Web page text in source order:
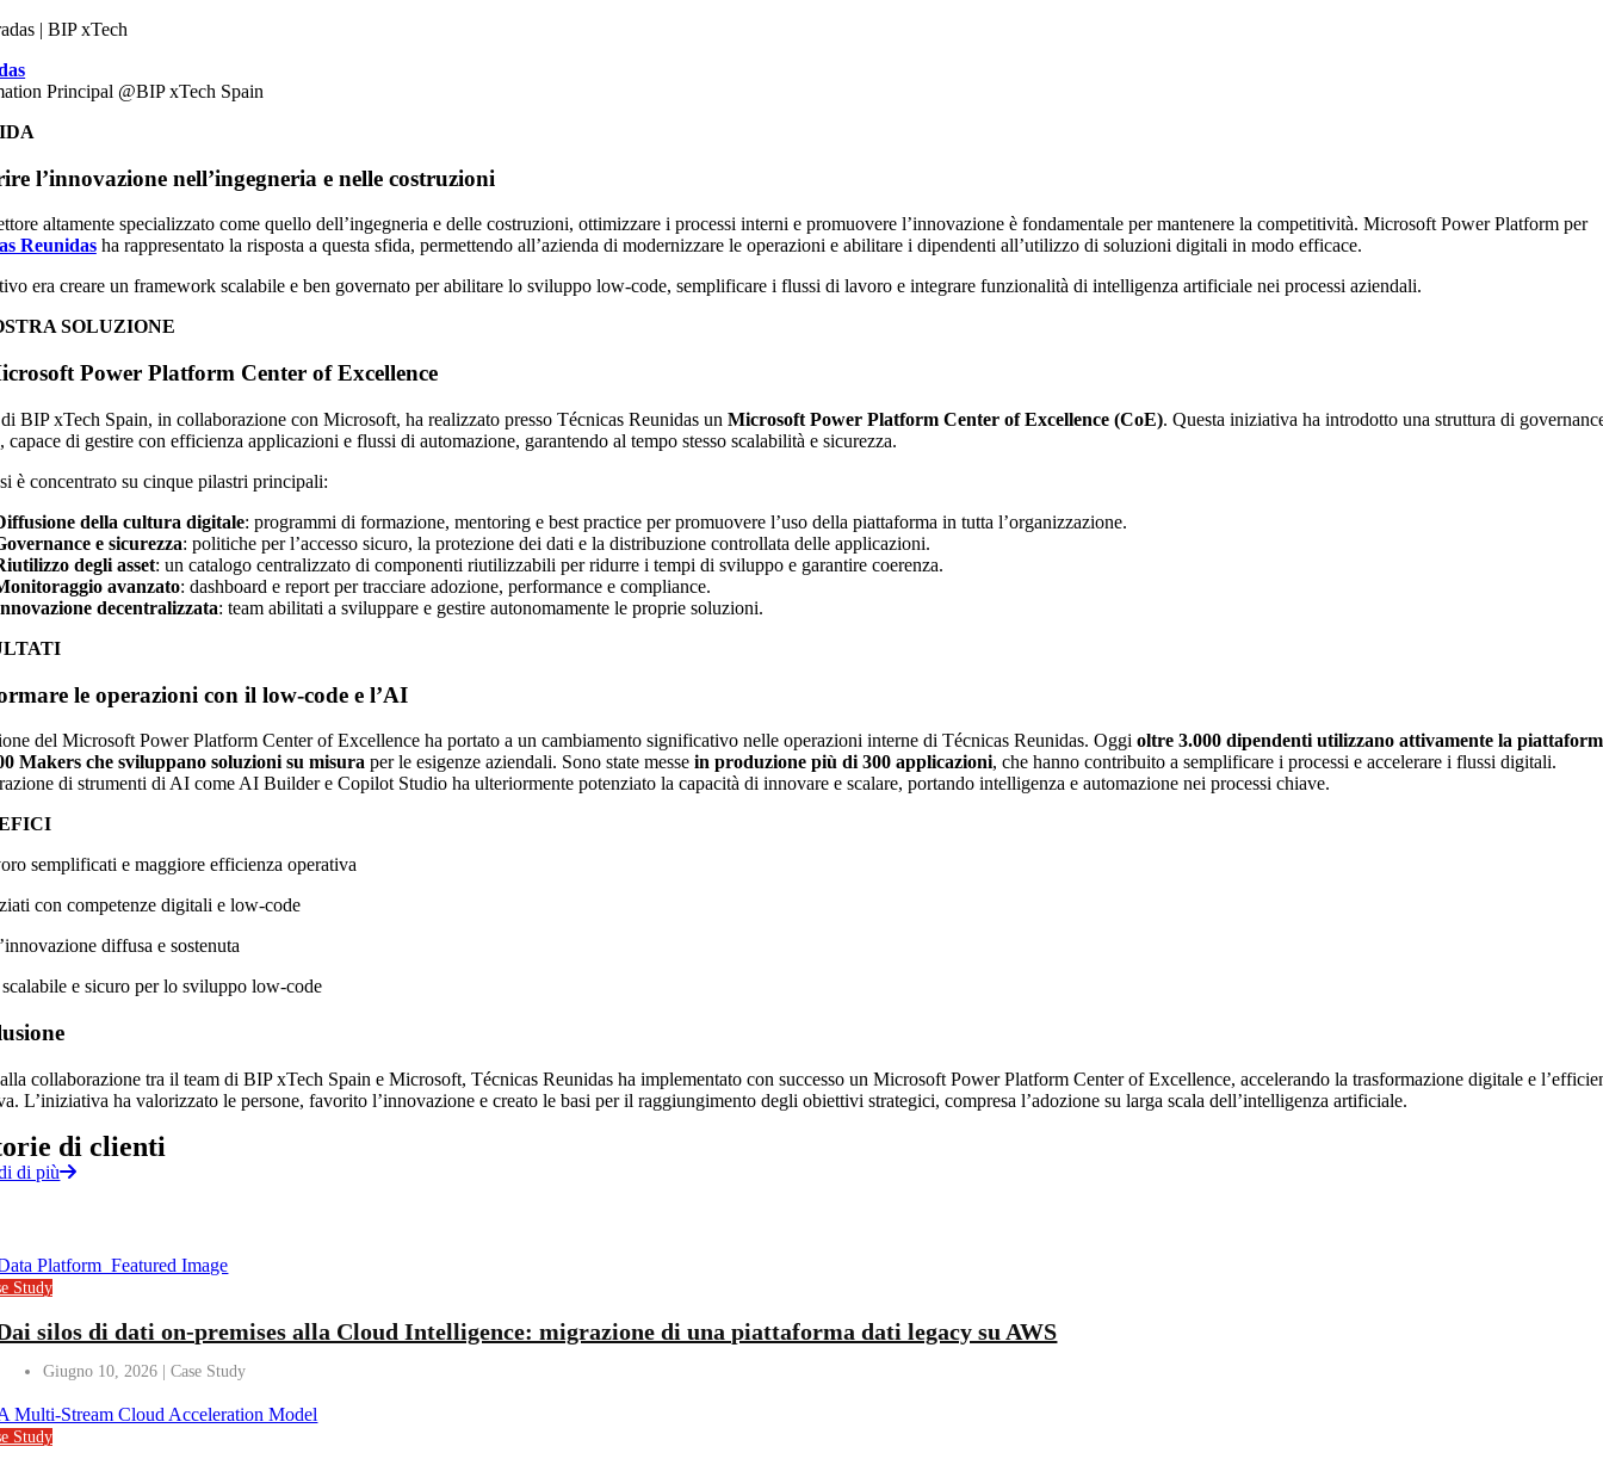
Principal @BIP xTech Spain
l’innovazione nell’ingegneria e nelle costruzioni
altamente specializzato come quello dell’ingegneria e delle costruzioni, ottimizzare i processi interni e promuovere l’innovazione è fondamentale per mantenere la competitività. Microsoft Power Platform per
Reunidasha rappresentato la risposta a questa sfida, permettendo all’azienda di modernizzare le operazioni e abilitare i dipendenti all’utilizzo di soluzioni digitali in modo efficace.
era creare un framework scalabile e ben governato per abilitare lo sviluppo low-code, semplificare i flussi di lavoro e integrare funzionalità di intelligenza artificiale nei processi aziendali.
SOLUZIONE
Power Platform Center of Excellence
BIP xTech Spain, in collaborazione con Microsoft, ha realizzato presso Técnicas Reunidas un Microsoft Power Platform Center of Excellence (CoE). Questa iniziativa ha introdotto una struttura di
capace di gestire con efficienza applicazioni e flussi di automazione, garantendo al tempo stesso scalabilità e sicurezza.
è concentrato su cinque pilastri principali:
della cultura digitale: programmi di formazione, mentoring e best practice per promuovere l’uso della piattaforma in tutta l’organizzazione.
e sicurezza: politiche per l’accesso sicuro, la protezione dei dati e la distribuzione controllata delle applicazioni.
degli asset: un catalogo centralizzato di componenti riutilizzabili per ridurre i tempi di sviluppo e garantire coerenza.
avanzato: dashboard e report per tracciare adozione, performance e compliance.
decentralizzata: team abilitati a sviluppare e gestire autonomamente le proprie soluzioni.
le operazioni con il low-code e l’AI
del Microsoft Power Platform Center of Excellence ha portato a un cambiamento significativo nelle operazioni interne di Técnicas Reunidas. Oggi oltre 3.000 dipendenti utilizzano attivamente la
Makers che sviluppano soluzioni su misura per le esigenze aziendali. Sono state messe in produzione più di 300 applicazioni, che hanno contribuito a semplificare i processi e accelerare i flussi digitali.
di strumenti di AI come AI Builder e Copilot Studio ha ulteriormente potenziato la capacità di innovare e scalare, portando intelligenza e automazione nei processi chiave.
semplificati e maggiore efficienza operativa
con competenze digitali e low-code
diffusa e sostenuta
e sicuro per lo sviluppo low-code
collaborazione tra il team di BIP xTech Spain e Microsoft, Técnicas Reunidas ha implementato con successo un Microsoft Power Platform Center of Excellence, accelerando la trasformazione digitale e
L’iniziativa ha valorizzato le persone, favorito l’innovazione e creato le basi per il raggiungimento degli obiettivi strategici, compresa l’adozione su larga scala dell’intelligenza artificiale.
diclienti
di più
Study
silos di dati on-premises alla Cloud Intelligence: migrazione di una piattaforma dati legacy su AWS
Giugno 10, 2026
Study